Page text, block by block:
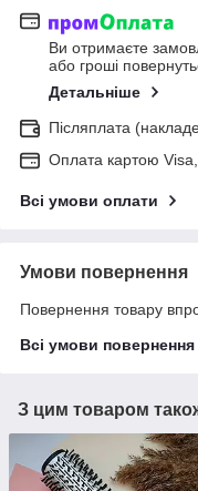
Ви отримаєте
або гроші
Детальніше
Післяплата
Оплата картою
Всі умови оплати
Умови повернення
Повернення товару
Всі умови повернення
З цим товаром